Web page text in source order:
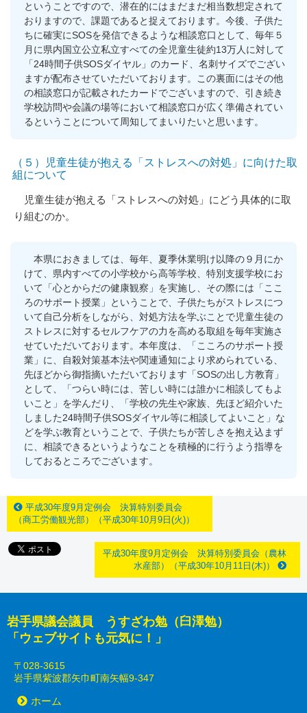
ということですので、潜在的にはまだまだ相当数想定されて
おりますので、課題であると捉えております。今後、子供た
ちに確実にSOSを発信できるような相談窓口として、毎年５
月に県内国立公立私立すべての全児童生徒約13万人に対して
「24時間子供SOSダイヤル」のカード、名刺サイズでござい
ますが配布させていただいております。この裏面にはその他
の相談窓口が記載されたカードでございますので、引き続き
学校訪問や会議の場等において相談窓口が広く準備されてい
るということについて周知してまいりたいと思います。
（５）児童生徒が抱える「ストレスへの対処」に向けた取
組について
児童生徒が抱える「ストレスへの対処」にどう具体的に取
り組むのか。
本県におきましては、毎年、夏季休業明け以降の９月にか
けて、県内すべての小学校から高等学校、特別支援学校にお
いて「心とからだの健康観察」を実施し、その際には「ここ
ろのサポート授業」ということで、子供たちがストレスにつ
いて自己分析をしながら、対処方法を学ぶことで児童生徒の
ストレスに対するセルフケアの力を高める取組を毎年実施さ
せていただいております。本年度は、「こころのサポート授
業」に、自殺対策基本法や関連通知により求められている、
先ほどから御指摘いただいております「SOSの出し方教育」
として、「つらい時には、苦しい時には誰かに相談してもよ
いこと」を学んだり、「学校の先生や家族、先ほど紹介いた
しました24時間子供SOSダイヤル等に相談してよいこと」な
どを学ぶ教育ということで、子供たちが苦しさを抱え込まず
に、相談できるというようなことを積極的に行うよう指導を
しておるところでございます。
平成30年度9月定例会 決算特別委員会
（商工労働観光部）（平成30年10月9日(火)）
平成30年度9月定例会 決算特別委員会（農林
水産部）（平成30年10月11日(木)）
岩手県議会議員 うすざわ勉（臼澤勉）
「ウェブサイトも元気に！」
〒028-3615
岩手県紫波郡矢巾町南矢幅9-347
ホーム